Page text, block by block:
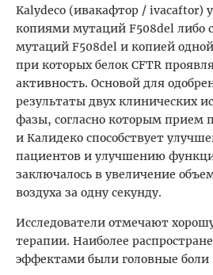
Kalydeco (ивакафтор / ivacaftor)
копиями мутаций F508del либо
мутаций F508del и копией
при которых белок CFTR
активность. Основой для
результаты двух клинических
фазы, согласно которым прием
и Калидеко способствует
пациентов и улучшению
заключалось в увеличение
воздуха за одну секунду.
Исследователи отмечают
терапии. Наиболее
эффектами были головные боли